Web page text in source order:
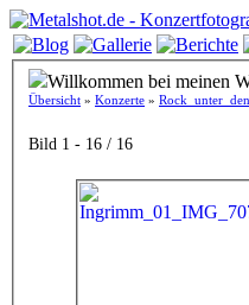
Willkommen bei meinen
Übersicht » Konzerte »
Bild 1 - 16 / 16